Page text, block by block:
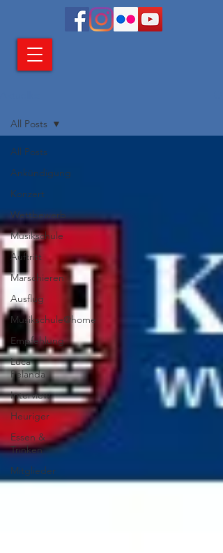
All Posts
Ankündigung
Konzert
Wettbewerb
Musikschule
Auftritt
Marschieren
Ausflug
Musikschule@home
Empfehlung
Luca
Pelanda
Interview
Heuriger
Essen &
Trinken
Mitglieder
All Posts